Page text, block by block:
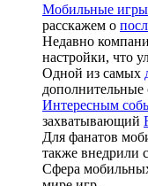
Мобильные игры
расскажем о
Недавно
настройки, что
Одной из самых
Интересным
захватывающий
Для фанатов
также внедрили
Сфера